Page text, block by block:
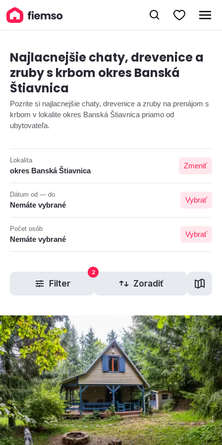
Najlacnejšie chaty, drevenice a
zruby s krbom okres Banská
Štiavnica
Pozrite si najlacnejšie chaty, drevenice a zruby na prenájom s
krbom v lokalite okres Banská Štiavnica priamo od
ubytovateľa.
Lokalita
okres Banská Štiavnica
Zmeniť
Dátum od — do
Nemáte vybrané
Vybrať
Počet osôb
Nemáte vybrané
Vybrať
Filter
2
Zoradiť